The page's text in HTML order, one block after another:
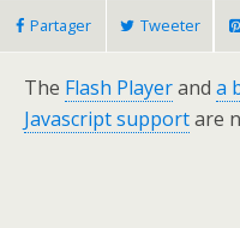
Partager Tweeter
The Flash Playerand a
Javascript supportare